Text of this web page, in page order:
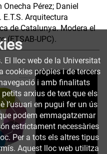
Pérez; Daniel
Arquitectura
de Catalunya. Modera el
(ETSAB-UPC).
lloc web de la Universitat
cookies pròpies i de tercers
i amb finalitats
arxius de text que els
l’usuari en pugui fer un ús
podem emmagatzemar
estrictament necessàries
Per a tots els altres tipus
Aquest lloc web utilitza